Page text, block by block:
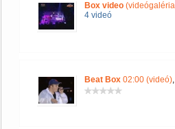
Box video
4 videó
Beat Box 02:00 (videó),